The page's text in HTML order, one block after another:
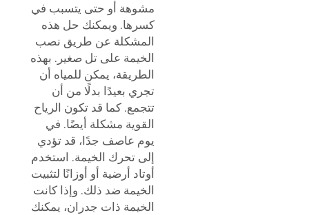
مشوهة أو حتى يتسبب في
كسرها. ويمكنك حل هذه
المشكلة عن طريق نصب
الخيمة على تل صغير. بهذه
الطريقة، يمكن للمياه أن
تجري بعيدًا بدلًا من أن
تتجمع. كما قد تكون الرياح
القوية مشكلة أيضًا. في
يوم عاصف جدًا، قد تؤدي
إلى تحرك الخيمة. استخدم
أوتاد أرضية أو أوزانًا لتثبيت
الخيمة ضد ذلك. وإذا كانت
الخيمة ذات جدران، يمكنك